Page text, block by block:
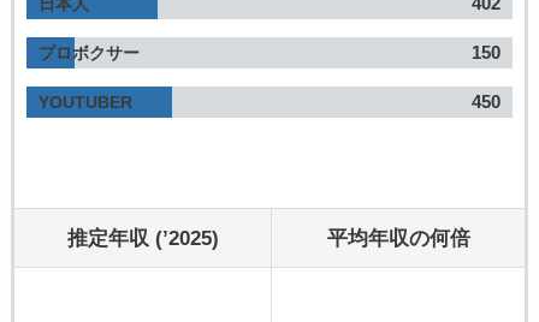
プロボクサー 150
YOUTUBER 450
推定年収 (’2025) 平均年収の何倍